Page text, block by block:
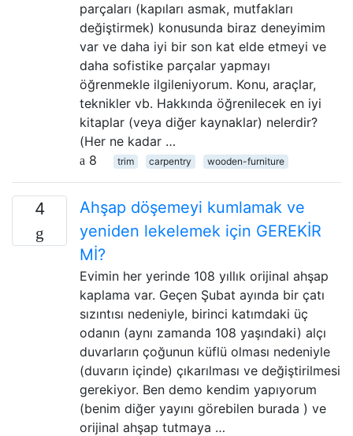
parçaları (kapıları asmak, mutfakları
değiştirmek) konusunda biraz deneyimim
var ve daha iyi bir son kat elde etmeyi ve
daha sofistike parçalar yapmayı
öğrenmekle ilgileniyorum. Konu, araçlar,
teknikler vb. Hakkında öğrenilecek en iyi
kitaplar (veya diğer kaynaklar) nelerdir?
(Her ne kadar …
8
trim carpentry wooden-furniture
4
Ahşap döşemeyi kumlamak ve
yeniden lekelemek için GEREKİR
Mİ?
Evimin her yerinde 108 yıllık orijinal ahşap
kaplama var. Geçen Şubat ayında bir çatı
sızıntısı nedeniyle, birinci katımdaki üç
odanın (aynı zamanda 108 yaşındaki) alçı
duvarların çoğunun küflü olması nedeniyle
(duvarın içinde) çıkarılması ve değiştirilmesi
gerekiyor. Ben demo kendim yapıyorum
(benim diğer yayını görebilen burada ) ve
orijinal ahşap tutmaya …